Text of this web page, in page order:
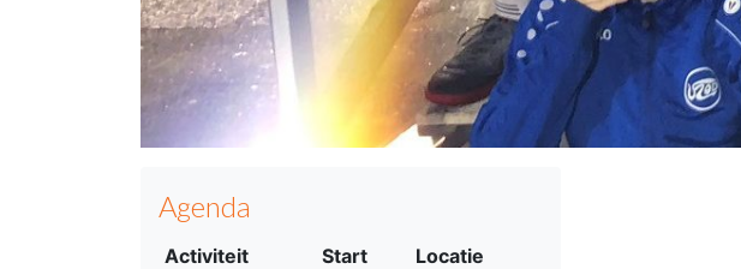
Agenda
Activiteit Start Locatie